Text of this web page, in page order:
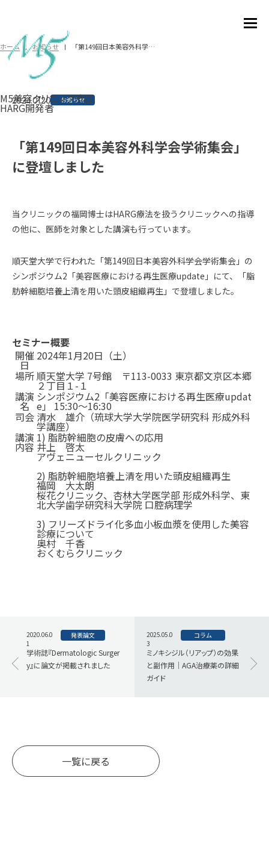
M5美容クリニック渋谷
HARG開発者
ホーム お知らせ 「第149回日本美容外科学会学術集会」に登壇しました
2024.01.20 お知らせ
「第149回日本美容外科学会学術集会」
に登壇しました
当クリニックの福岡博士はHARG療法を扱うクリニックへの指導
の他に、医師を対象とした講演も行っています。
順天堂大学で行われた「第149回日本美容外科学会学術集会」の
シンポジウム2「美容医療における再生医療update」にて、「脂
肪幹細胞培養上清を用いた頭皮組織再生」で登壇しました。
セミナー概要
開催
日
2024年1月20日（土）
場所順天堂大学 7号館 〒113-0033 東京都文京区本郷
２丁目１-１
講演
名
シンポジウム2「美容医療における再生医療updat
e」 15:30～16:30
司会 清水 雄介（琉球大学大学院医学研究科 形成外科
学講座）
講演
内容
1) 脂肪幹細胞の皮膚への応用
井上 啓太
アヴェニューセルクリニック
2) 脂肪幹細胞培養上清を用いた頭皮組織再生
福岡 大太朗
桜花クリニック、杏林大学医学部 形成外科学、東
北大学歯学研究科大学院 口腔病理学
3) フリーズドライ化多血小板血漿を使用した美容
診療について
奥村 千香
おくむらクリニック
2020.06.0
1
発表論文
学術誌『Dermatologic Surger
y』に論文が掲載されました
2025.05.0
3
コラム
ミノキシジル（リアップ）の効果
と副作用｜AGA治療薬の詳細
ガイド
一覧に戻る